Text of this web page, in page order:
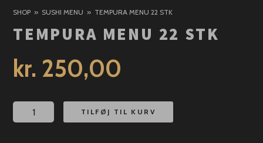
SHOP SUSHI MENU TEMPURA MENU 22 STK
TEMPURA MENU 22 STK
kr. 250,00
Tempura
Menu
TILFØJ TIL KURV